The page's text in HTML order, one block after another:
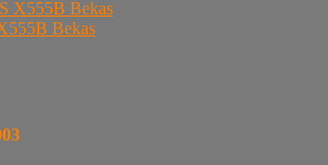
Bekas